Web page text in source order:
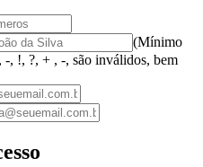
(Mínimo
-, !, ?, + , -, são inválidos, bem